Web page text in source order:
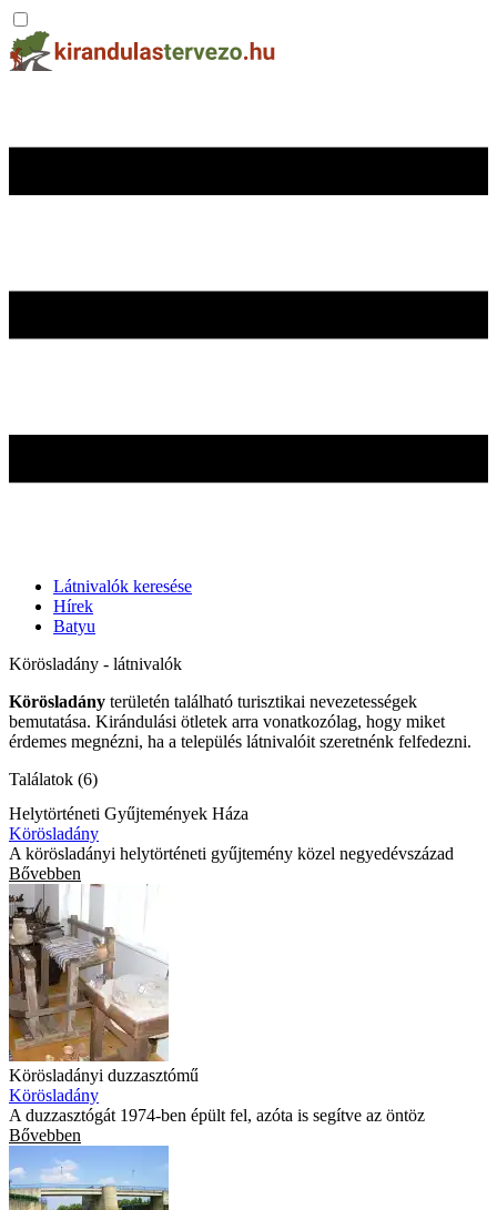
Látnivalók keresése
Hírek
Batyu
Körösladány - látnivalók
Körösladány területén található turisztikai nevezetességek
bemutatása. Kirándulási ötletek arra vonatkozólag, hogy miket
érdemes megnézni, ha a település látnivalóit szeretnénk felfedezni.
Találatok (6)
Helytörténeti Gyűjtemények Háza
Körösladány
A körösladányi helytörténeti gyűjtemény közel negyedévszázad
Bővebben
Körösladányi duzzasztómű
Körösladány
A duzzasztógát 1974-ben épült fel, azóta is segítve az öntöz
Bővebben